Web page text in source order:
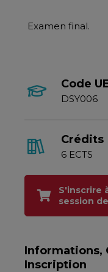
Examen final.
Code
DSY006
Crédits
6 ECTS
S'inscrire
session
Informations,
Inscription